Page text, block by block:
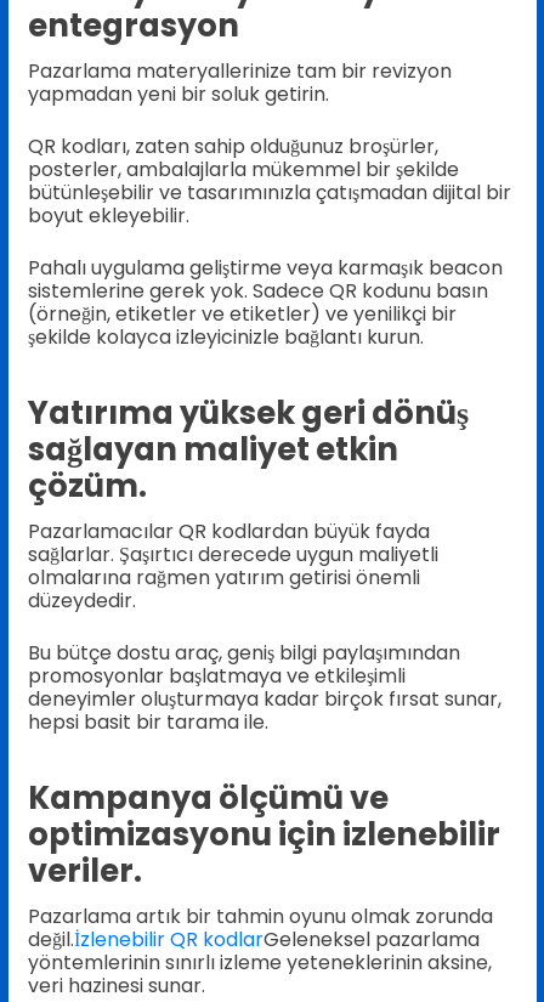
entegrasyon
Pazarlama materyallerinize tam bir revizyon
yapmadan yeni bir soluk getirin.
QR kodları, zaten sahip olduğunuz broşürler,
posterler, ambalajlarla mükemmel bir şekilde
bütünleşebilir ve tasarımınızla çatışmadan dijital bir
boyut ekleyebilir.
Pahalı uygulama geliştirme veya karmaşık beacon
sistemlerine gerek yok. Sadece QR kodunu basın
(örneğin, etiketler ve etiketler) ve yenilikçi bir
şekilde kolayca izleyicinizle bağlantı kurun.
Yatırıma yüksek geri dönüş
sağlayan maliyet etkin
çözüm.
Pazarlamacılar QR kodlardan büyük fayda
sağlarlar. Şaşırtıcı derecede uygun maliyetli
olmalarına rağmen yatırım getirisi önemli
düzeydedir.
Bu bütçe dostu araç, geniş bilgi paylaşımından
promosyonlar başlatmaya ve etkileşimli
deneyimler oluşturmaya kadar birçok fırsat sunar,
hepsi basit bir tarama ile.
Kampanya ölçümü ve
optimizasyonu için izlenebilir
veriler.
Pazarlama artık bir tahmin oyunu olmak zorunda
değil.İzlenebilir QR kodlarGeleneksel pazarlama
yöntemlerinin sınırlı izleme yeteneklerinin aksine,
veri hazinesi sunar.